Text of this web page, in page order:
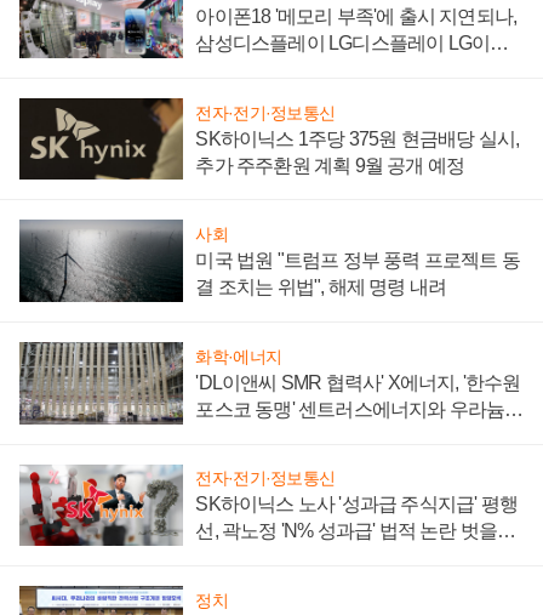
아이폰18 '메모리 부족'에 출시 지연되나,
삼성디스플레이 LG디스플레이 LG이노
전자·전기·정보통신
SK하이닉스 1주당 375원 현금배당 실시,
추가 주주환원 계획 9월 공개 예정
사회
미국 법원 "트럼프 정부 풍력 프로젝트 동
결 조치는 위법", 해제 명령 내려
화학·에너지
'DL이앤씨 SMR 협력사' X에너지, '한수원
포스코 동맹' 센트러스에너지와 우라늄
전자·전기·정보통신
SK하이닉스 노사 '성과급 주식지급' 평행
선, 곽노정 'N% 성과급' 법적 논란 벗을지
정치